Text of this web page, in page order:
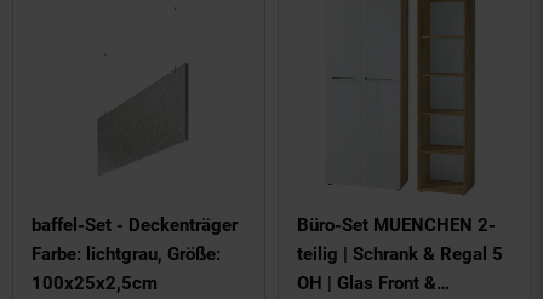
baffel-Set - Deckenträger
Farbe: lichtgrau, Größe:
100x25x2,5cm
Büro-Set MUENCHEN 2-
teilig | Schrank & Regal 5
OH | Glas Front &